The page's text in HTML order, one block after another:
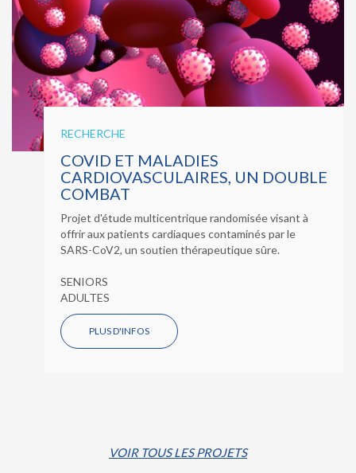
RECHERCHE
COVID ET MALADIES
CARDIOVASCULAIRES, UN DOUBLE
COMBAT
Projet d'étude multicentrique randomisée visant à
offrir aux patients cardiaques contaminés par le
SARS-CoV2, un soutien thérapeutique sûre.
SENIORS
ADULTES
PLUS D'INFOS
VOIR TOUS LES PROJETS